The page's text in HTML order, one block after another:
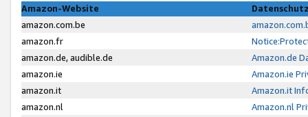
Amazon-Website
amazon.com.be
amazon.fr
amazon.de, audible.de
Amazon.de
amazon.ie
Amazon.ie
amazon.it
Amazon.it
amazon.nl
Amazon.nl